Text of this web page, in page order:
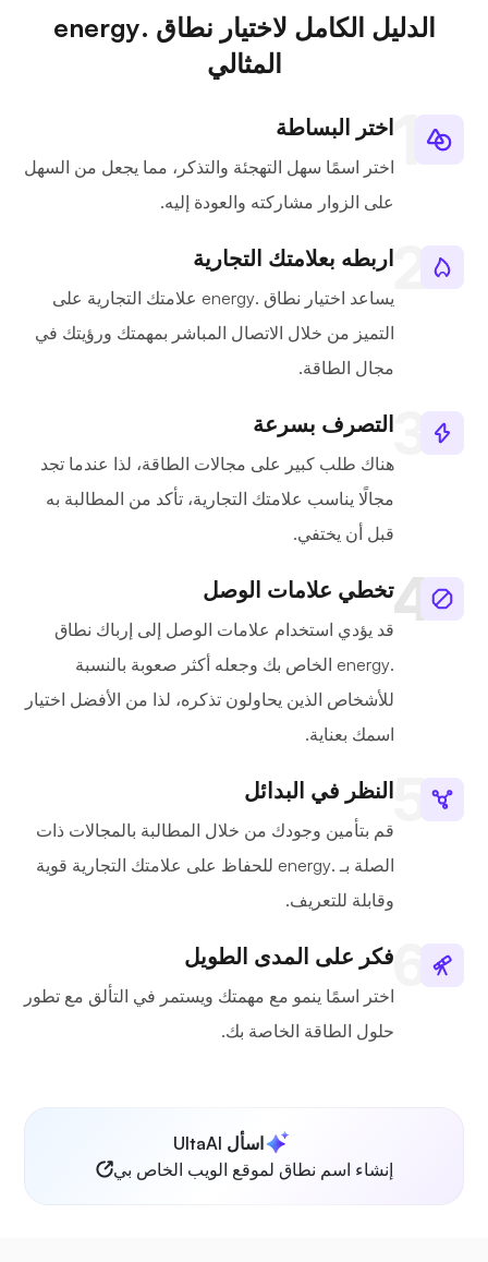
الدليل الكامل لاختيار نطاق .energy
المثالي
اختر البساطة
اختر اسمًا سهل التهجئة والتذكر، مما يجعل من السهل
على الزوار مشاركته والعودة إليه.
اربطه بعلامتك التجارية
يساعد اختيار نطاق .energy علامتك التجارية على
التميز من خلال الاتصال المباشر بمهمتك ورؤيتك في
مجال الطاقة.
التصرف بسرعة
هناك طلب كبير على مجالات الطاقة، لذا عندما تجد
مجالًا يناسب علامتك التجارية، تأكد من المطالبة به
قبل أن يختفي.
تخطي علامات الوصل
قد يؤدي استخدام علامات الوصل إلى إرباك نطاق
.energy الخاص بك وجعله أكثر صعوبة بالنسبة
للأشخاص الذين يحاولون تذكره، لذا من الأفضل اختيار
اسمك بعناية.
النظر في البدائل
قم بتأمين وجودك من خلال المطالبة بالمجالات ذات
الصلة بـ .energy للحفاظ على علامتك التجارية قوية
وقابلة للتعريف.
فكر على المدى الطويل
اختر اسمًا ينمو مع مهمتك ويستمر في التألق مع تطور
حلول الطاقة الخاصة بك.
اسأل UltaAI
إنشاء اسم نطاق لموقع الويب الخاص بي